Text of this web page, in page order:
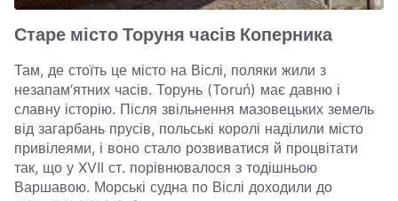
Старе місто Торуня часів Коперника
Там, де стоїть це місто на Віслі, поляки жили з
незапам’ятних часів. Торунь (Toruń) має давню і
славну історію. Після звільнення мазовецьких земель
від загарбань прусів, польські королі наділили місто
привілеями, і воно стало розвиватися й процвітати
так, що у XVII ст. порівнювалося з тодішньою
Варшавою. Морські судна по Віслі доходили до